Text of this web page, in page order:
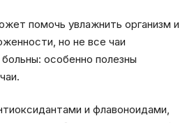
помочь увлажнить организм и
но не все чаи
особенно полезны
и флавоноидами,